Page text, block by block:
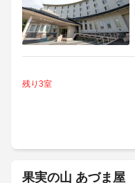
残り3室
果実の山 あづま屋